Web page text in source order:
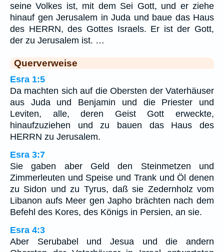
seine Volkes ist, mit dem Sei Gott, und er ziehe
hinauf gen Jerusalem in Juda und baue das Haus
des HERRN, des Gottes Israels. Er ist der Gott,
der zu Jerusalem ist. …
Querverweise
Esra 1:5
Da machten sich auf die Obersten der Vaterhäuser
aus Juda und Benjamin und die Priester und
Leviten, alle, deren Geist Gott erweckte,
hinaufzuziehen und zu bauen das Haus des
HERRN zu Jerusalem.
Esra 3:7
Sie gaben aber Geld den Steinmetzen und
Zimmerleuten und Speise und Trank und Öl denen
zu Sidon und zu Tyrus, daß sie Zedernholz vom
Libanon aufs Meer gen Japho brächten nach dem
Befehl des Kores, des Königs in Persien, an sie.
Esra 4:3
Aber Serubabel und Jesua und die andern